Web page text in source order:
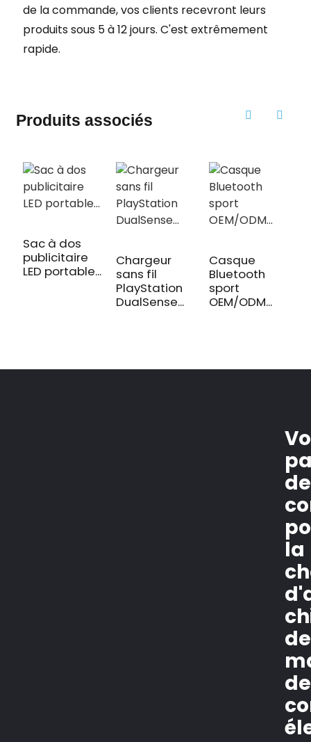
de la commande, vos clients recevront leurs
produits sous 5 à 12 jours. C'est extrêmement
rapide.
Produits associés
Sac à dos
publicitaire
LED portable...
Chargeur
sans fil
PlayStation
DualSense...
Casque
Bluetooth
sport
OEM/ODM...
de
la
de